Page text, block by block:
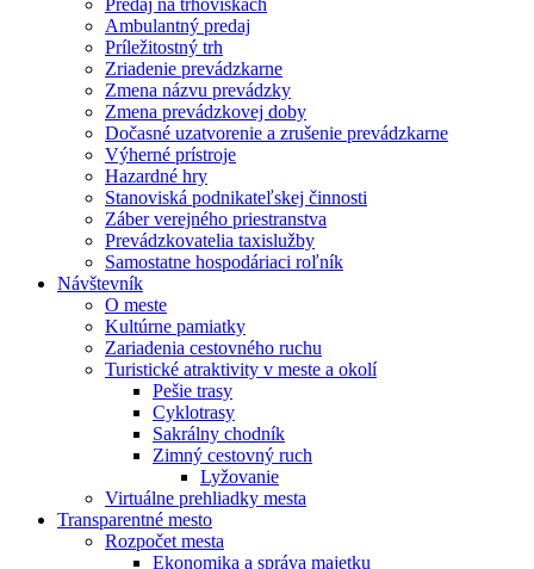
Predaj na trhoviskách
Ambulantný predaj
Príležitostný trh
Zriadenie prevádzkarne
Zmena názvu prevádzky
Zmena prevádzkovej doby
Dočasné uzatvorenie a zrušenie prevádzkarne
Výherné prístroje
Hazardné hry
Stanoviská podnikateľskej činnosti
Záber verejného priestranstva
Prevádzkovatelia taxislužby
Samostatne hospodáriaci roľník
Návštevník
O meste
Kultúrne pamiatky
Zariadenia cestovného ruchu
Turistické atraktivity v meste a okolí
Pešie trasy
Cyklotrasy
Sakrálny chodník
Zimný cestovný ruch
Lyžovanie
Virtuálne prehliadky mesta
Transparentné mesto
Rozpočet mesta
Ekonomika a správa majetku